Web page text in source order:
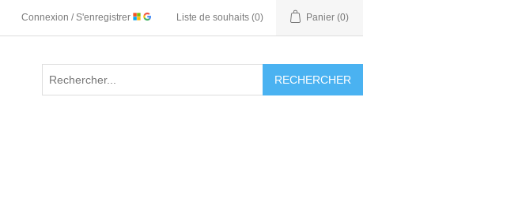
Connexion / S'enregistrer Liste de souhaits (0) Panier (0)
RECHERCHER